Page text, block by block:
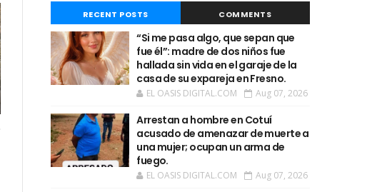
RECENT POSTS COMMENTS
“Si me pasa algo, que sepan que
fue él”: madre de dos niños fue
hallada sin vida en el garaje de la
casa de su expareja en Fresno.
EL OASIS DIGITAL.COM Aug 07, 2026
Arrestan a hombre en Cotuí
acusado de amenazar de muerte a
una mujer; ocupan un arma de
fuego.
EL OASIS DIGITAL.COM Aug 07, 2026